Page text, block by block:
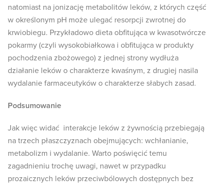
natomiast na jonizację metabolitów leków, z których część
w określonym pH może ulegać resorpcji zwrotnej do
krwiobiegu. Przykładowo dieta obfitująca w kwasotwórcze
pokarmy (czyli wysokobiałkowa i obfitująca w produkty
pochodzenia zbożowego) z jednej strony wydłuża
działanie leków o charakterze kwaśnym, z drugiej nasila
wydalanie farmaceutyków o charakterze słabych zasad.
Podsumowanie
Jak więc widać interakcje leków z żywnością przebiegają
na trzech płaszczyznach obejmujących: wchłanianie,
metabolizm i wydalanie. Warto poświęcić temu
zagadnieniu trochę uwagi, nawet w przypadku
prozaicznych leków przeciwbólowych dostępnych bez